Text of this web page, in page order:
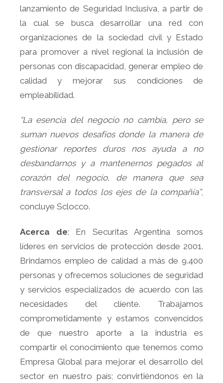
lanzamiento de Seguridad Inclusiva, a partir de
la cual se busca desarrollar una red con
organizaciones de la sociedad civil y Estado
para promover a nivel regional la inclusión de
personas con discapacidad, generar empleo de
calidad y mejorar sus condiciones de
empleabilidad.
“La esencia del negocio no cambia, pero se
suman nuevos desafíos donde la manera de
gestionar reportes duros nos ayuda a no
desbandarnos y a mantenernos pegados al
corazón del negocio, de manera que sea
transversal a todos los ejes de la compañía”,
concluye Sclocco.
Acerca de: En Securitas Argentina somos
líderes en servicios de protección desde 2001.
Brindamos empleo de calidad a más de 9.400
personas y ofrecemos soluciones de seguridad
y servicios especializados de acuerdo con las
necesidades del cliente. Trabajamos
comprometidamente y estamos convencidos
de que nuestro aporte a la industria es
compartir el conocimiento que tenemos como
Empresa Global para mejorar el desarrollo del
sector en nuestro país; convirtiéndonos en la